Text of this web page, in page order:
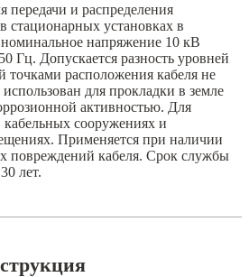
передачи и распределения
стационарных установках в
номинальное напряжение 10 кВ
Гц. Допускается разность уровней
расположения кабеля не
для прокладки в земле
активностью. Для
сооружениях и
Применяется при наличии
повреждений кабеля. Срок службы
лет.